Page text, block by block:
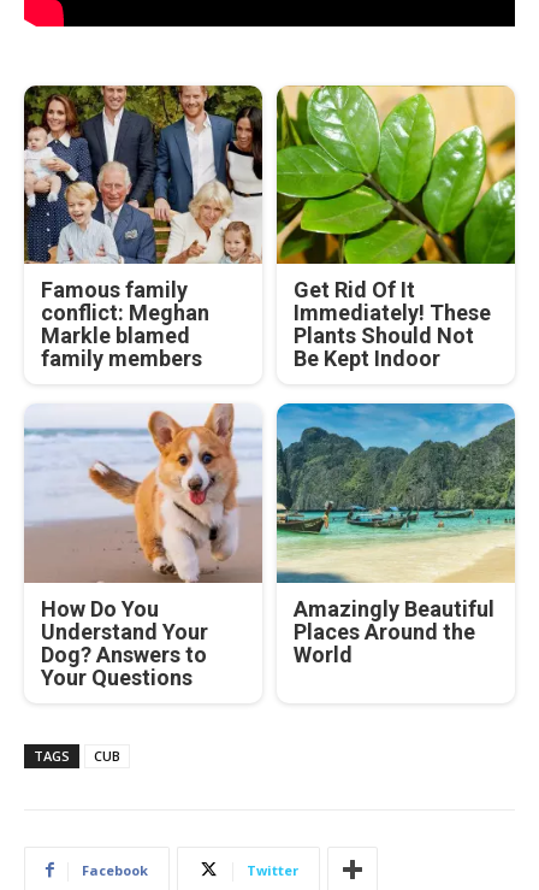
Famous family
conflict: Meghan
Markle blamed
family members
Get Rid Of It
Immediately! These
Plants Should Not
Be Kept Indoor
How Do You
Understand Your
Dog? Answers to
Your Questions
Amazingly Beautiful
Places Around the
World
TAGS CUB
Facebook Twitter